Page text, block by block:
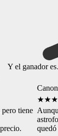
Y el ganador
pero tiene
quedó